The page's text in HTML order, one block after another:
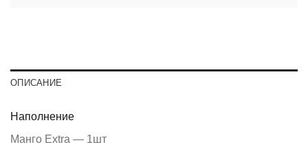
ОПИСАНИЕ
Наполнение
Манго Extra — 1шт